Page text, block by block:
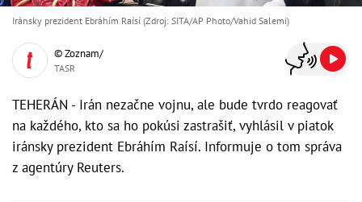
Iránsky prezident Ebráhím Raísí (Zdroj: SITA/AP Photo/Vahid Salemi)
© Zoznam/
TASR
TEHERÁN - Irán nezačne vojnu, ale bude tvrdo reagovať
na každého, kto sa ho pokúsi zastrašiť, vyhlásil v piatok
iránsky prezident Ebráhím Raísí. Informuje o tom správa
z agentúry Reuters.